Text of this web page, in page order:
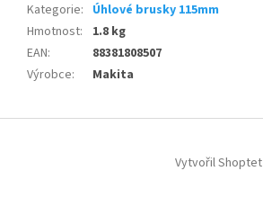
Kategorie: Úhlové brusky 115mm
Hmotnost:
1.8 kg
EAN:
88381808507
Výrobce: Makita
Vytvořil Shoptet